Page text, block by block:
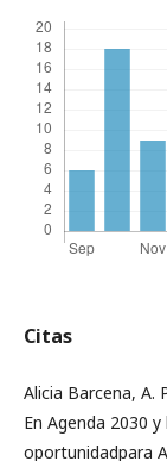
Citas
Alicia Barcena, A.
En Agenda 2030
oportunidadpara